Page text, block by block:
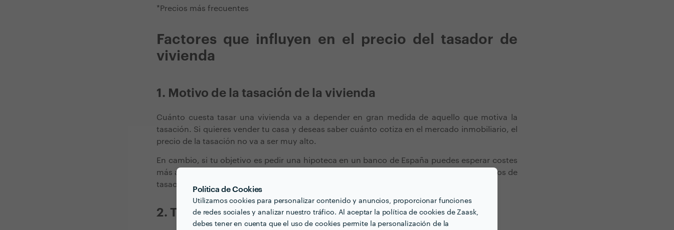
Política de Cookies
Utilizamos cookies para personalizar contenido y anuncios, proporcionar funciones
de redes sociales y analizar nuestro tráfico. Al aceptar la política de cookies de Zaask,
debes tener en cuenta que el uso de cookies permite la personalización de la
*Precios más frecuentes
Factores que influyen en el precio del tasador de
vivienda
1. Motivo de la tasación de la vivienda
Cuánto cuesta tasar una vivienda va a depender en gran medida de aquello que motiva la
tasación. Si quieres vender tu casa y deseas saber cuánto cotiza en el mercado inmobiliario, el
precio de la tasación no va a ser muy alto.
En cambio, si tu objetivo es pedir una hipoteca en un banco de España puedes esperar costes
más altos. Por lo tanto, el motivo de la tasación está directamente relacionado con los tipos de
tasación que se mencionan en el siguiente punto.
2. Tipo de tasación inmobiliaria